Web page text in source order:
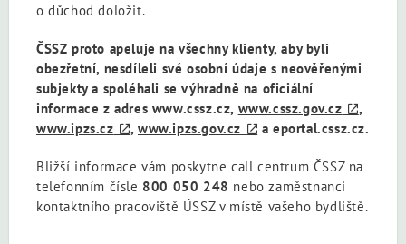
o důchod doložit.
ČSSZ proto apeluje na všechny klienty, aby byli
obezřetní, nesdíleli své osobní údaje s neověřenými
subjekty a spoléhali se výhradně na oficiální
informace z adres www.cssz.cz, www.cssz.gov.cz
,
www.ipzs.cz
,www.ipzs.gov.cz a eportal.cssz.cz.
Bližší informace vám poskytne call centrum ČSSZ na
telefonním čísle 800 050 248 nebo zaměstnanci
kontaktního pracoviště ÚSSZ v místě vašeho bydliště.